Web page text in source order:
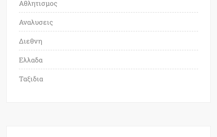
Αθλητισμος
Αναλυσεις
Διεθνη
Ελλαδα
Ταξιδια